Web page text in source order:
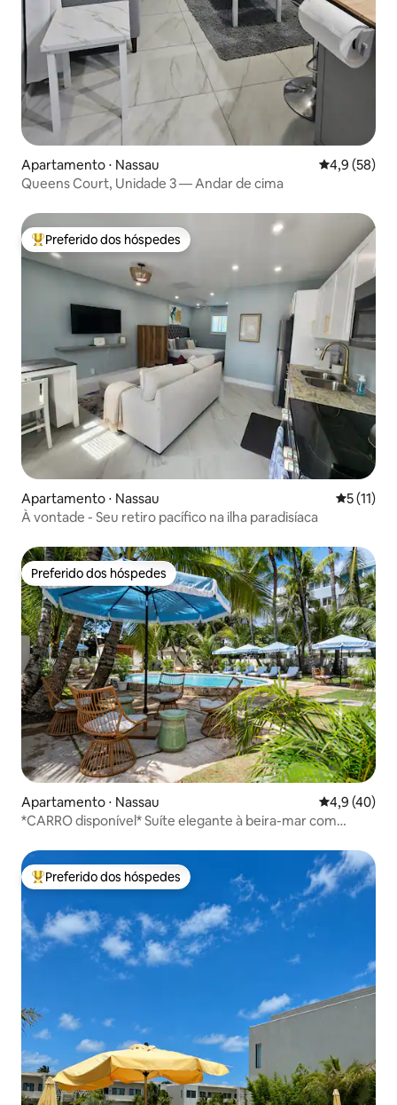
Apartamento ⋅ Nassau 4,9 de uma
4,9 (58)
Queens Court, Unidade 3 — Andar de cima
Entre os melhores preferidos dos hóspedes
Preferido dos hóspedes
Apartamento ⋅ Nassau 5 de uma
5 (11)
À vontade - Seu retiro pacífico na ilha paradisíaca
Preferido dos hóspedes
Preferido dos hóspedes
Apartamento ⋅ Nassau 4,9 de uma
4,9 (40)
*CARRO disponível* Suíte elegante à beira-mar com
Entre os melhores preferidos dos hóspedes
Preferido dos hóspedes